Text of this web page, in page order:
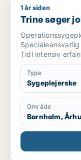
Trine søger job
1 år siden
Trine søger
Specialeansvarlig
Tidl intensiv
Medstifter af
Type
Sygeplejerske
Område
Bornholm,